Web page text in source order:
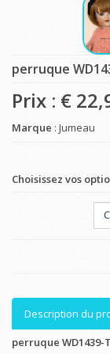
perruque
Prix : €
Marque : Jumeau
Choisissez vos
Description du
perruque WD1439-